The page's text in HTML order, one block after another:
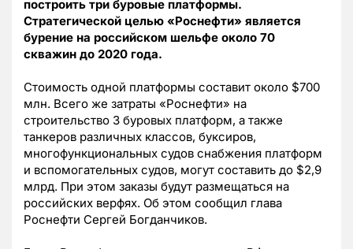
построить три буровые платформы.
Стратегической целью «Роснефти» является
бурение на российском шельфе около 70
скважин до 2020 года.
Стоимость одной платформы составит около $700
млн. Всего же затраты «Роснефти» на
строительство 3 буровых платформ, а также
танкеров различных классов, буксиров,
многофункциональных судов снабжения платформ
и вспомогательных судов, могут составить до $2,9
млрд. При этом заказы будут размещаться на
российских верфях. Об этом сообщил глава
Роснефти Сергей Богданчиков.